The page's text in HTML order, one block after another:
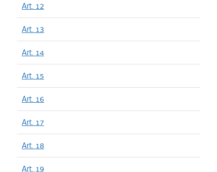
Art. 12
Art. 13
Art. 14
Art. 15
Art. 16
Art. 17
Art. 18
Art. 19